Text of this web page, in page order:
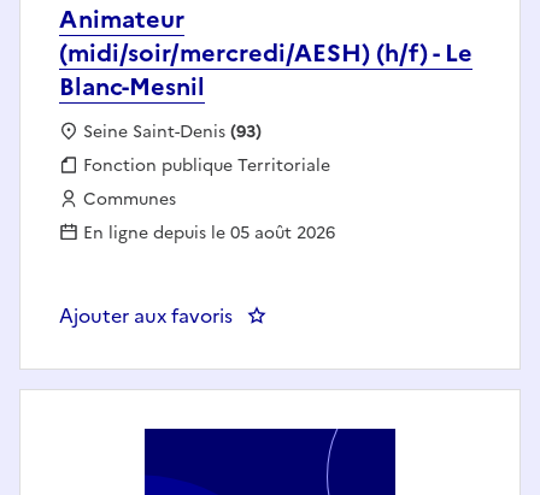
Animateur
(midi/soir/mercredi/AESH) (h/f) - Le
Blanc-Mesnil
Localisation :
Seine Saint-Denis(93)
Fonction publique :
Fonction publique Territoriale
Employeur :
Communes
En ligne depuis le 05 août 2026
Ajouter aux favoris : Animateur (midi/soir/mercredi/